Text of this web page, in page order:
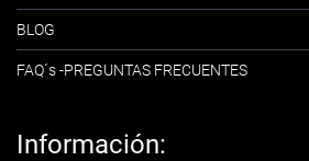
BLOG
FAQ´s -PREGUNTAS FRECUENTES
Información: